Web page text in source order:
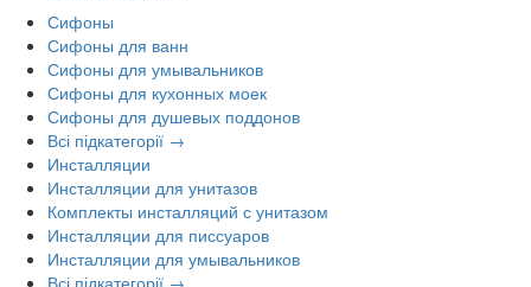
Сифоны
Сифоны для ванн
Сифоны для умывальников
Сифоны для кухонных моек
Сифоны для душевых поддонов
Всі підкатегорії →
Инсталляции
Инсталляции для унитазов
Комплекты инсталляций с унитазом
Инсталляции для писсуаров
Инсталляции для умывальников